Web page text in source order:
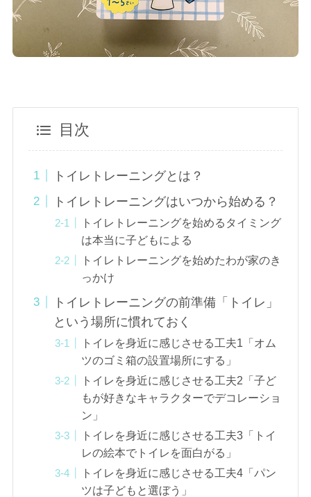
目次
トイレトレーニングとは？
トイレトレーニングはいつから始める？
トイレトレーニングを始めるタイミング
は本当に子どもによる
トイレトレーニングを始めたわが家のき
っかけ
トイレトレーニングの前準備「トイレ」
という場所に慣れておく
トイレを身近に感じさせる工夫1「オム
ツのゴミ箱の設置場所にする」
トイレを身近に感じさせる工夫2「子ど
もが好きなキャラクターでデコレーショ
ン」
トイレを身近に感じさせる工夫3「トイ
レの絵本でトイレを面白がる」
トイレを身近に感じさせる工夫4「パン
ツは子どもと選ぼう」